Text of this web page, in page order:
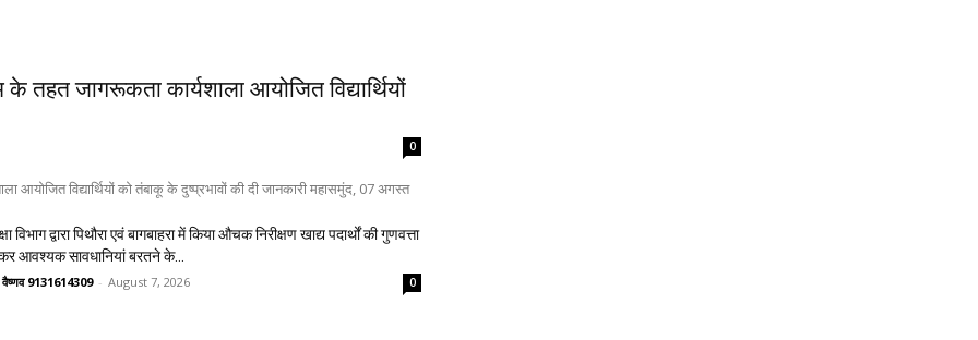
तहत जागरूकता कार्यशाला आयोजित विद्यार्थियों
0
आयोजित विद्यार्थियों को तंबाकू के दुष्प्रभावों की दी जानकारी महासमुंद, 07 अगस्त
विभाग द्वारा पिथौरा एवं बागबाहरा में किया औचक निरीक्षण खाद्य पदार्थों की गुणवत्ता
आवश्यक सावधानियां बरतने के...
9131614309 - August 7, 2026 0